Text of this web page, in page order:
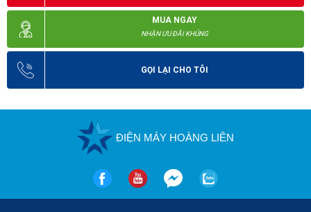
MUA NGAY
NHẬN ƯU ĐÃI KHỦNG
GỌI LẠI CHO TÔI
ĐIỆN MÁY HOÀNG LIÊN